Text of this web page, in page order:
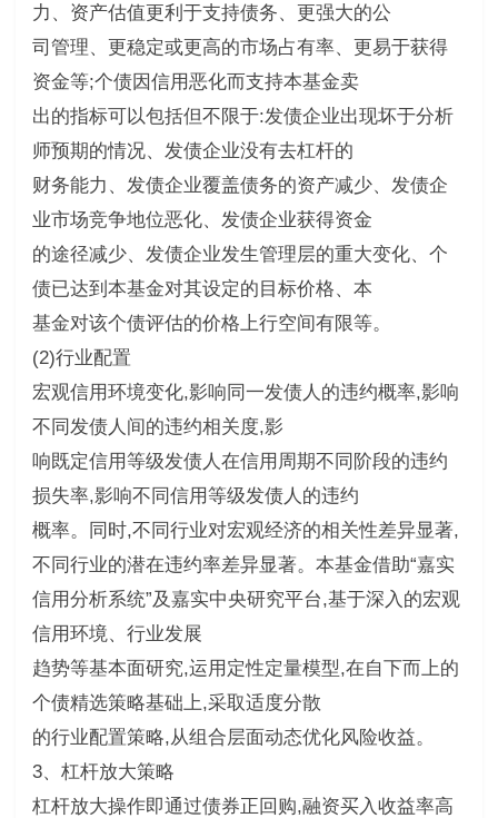
力、资产估值更利于支持债务、更强大的公
司管理、更稳定或更高的市场占有率、更易于获得
资金等;个债因信用恶化而支持本基金卖
出的指标可以包括但不限于:发债企业出现坏于分析
师预期的情况、发债企业没有去杠杆的
财务能力、发债企业覆盖债务的资产减少、发债企
业市场竞争地位恶化、发债企业获得资金
的途径减少、发债企业发生管理层的重大变化、个
债已达到本基金对其设定的目标价格、本
基金对该个债评估的价格上行空间有限等。
(2)行业配置
宏观信用环境变化,影响同一发债人的违约概率,影响
不同发债人间的违约相关度,影
响既定信用等级发债人在信用周期不同阶段的违约
损失率,影响不同信用等级发债人的违约
概率。同时,不同行业对宏观经济的相关性差异显著,
不同行业的潜在违约率差异显著。本基金借助“嘉实
信用分析系统”及嘉实中央研究平台,基于深入的宏观
信用环境、行业发展
趋势等基本面研究,运用定性定量模型,在自下而上的
个债精选策略基础上,采取适度分散
的行业配置策略,从组合层面动态优化风险收益。
3、杠杆放大策略
杠杆放大操作即通过债券正回购,融资买入收益率高